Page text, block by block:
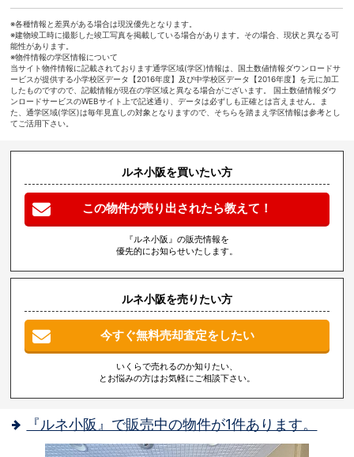
※各種情報と差異がある場合は現況優先となります。
※建物竣工時に撮影した竣工写真を掲載している場合があります。その場合、現状と異なる可
能性があります。
※物件情報の学区情報について
当サイト物件情報に記載されております通学区域(学区)情報は、国土数値情報ダウンロードサ
ービスが提供する小学校区データ【2016年度】及び中学校区データ【2016年度】を元に加工
したものですので、記載情報が現在の学区域と異なる場合がございます。 国土数値情報ダウ
ンロードサービスのWEBサイト上で記述通り、データは必ずしも正確とは言えません。ま
た、通学区域(学区)は毎年見直しの対象となりますので、そちらを踏まえ学区情報は参考とし
てご活用下さい。
ルネ小阪を買いたい方
この物件が売り出されたら教えて！
『ルネ小阪』の販売情報を
優先的にお知らせいたします。
ルネ小阪を売りたい方
今すぐ無料売却査定をしたい
いくらで売れるのか知りたい、
とお悩みの方はお気軽にご相談下さい。
『ルネ小阪』で販売中の物件が1件あります。